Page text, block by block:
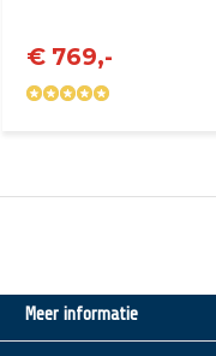
€ 769,-
Meer informatie